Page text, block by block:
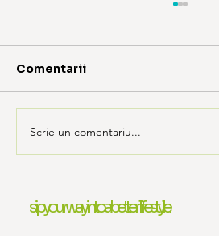
natural: checklist pentru
Comentarii
Scrie un comentariu...
sip your way into a better lifestyle.